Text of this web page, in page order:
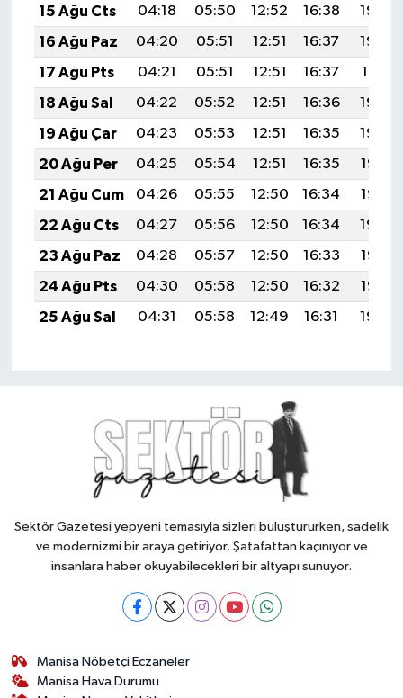
15 Ağu Cts
04:18 05:50 12:52 16:38
19:44
16 Ağu Paz
04:20 05:51 12:51 16:37
19:42
17 Ağu Pts
04:21 05:51 12:51 16:37
19:41
18 Ağu Sal
04:22 05:52 12:51 16:36
19:40
19 Ağu Çar
04:23 05:53 12:51 16:35
19:39
20 Ağu Per
04:25 05:54 12:51 16:35
19:37
21 Ağu Cum
04:26 05:55 12:50 16:34
19:36
22 Ağu Cts
04:27 05:56 12:50 16:34
19:34
23 Ağu Paz
04:28 05:57 12:50 16:33
19:33
24 Ağu Pts
04:30 05:58 12:50 16:32
19:32
25 Ağu Sal
04:31 05:58 12:49 16:31 19:30
Sektör Gazetesi yepyeni temasıyla sizleri buluştururken, sadelik
ve modernizmi bir araya getiriyor. Şatafattan kaçınıyor ve
insanlara haber okuyabilecekleri bir altyapı sunuyor.
Manisa Nöbetçi Eczaneler
Manisa Hava Durumu